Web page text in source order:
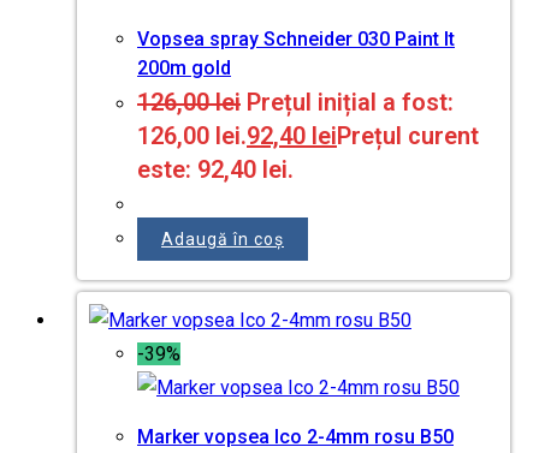
Vopsea spray Schneider 030 Paint It
200m gold
126,00lei Prețul inițial a fost:
126,00 lei.92,40 leiPrețul curent
este: 92,40 lei.
Adaugă în coș
-39%
Marker vopsea Ico 2-4mm rosu B50